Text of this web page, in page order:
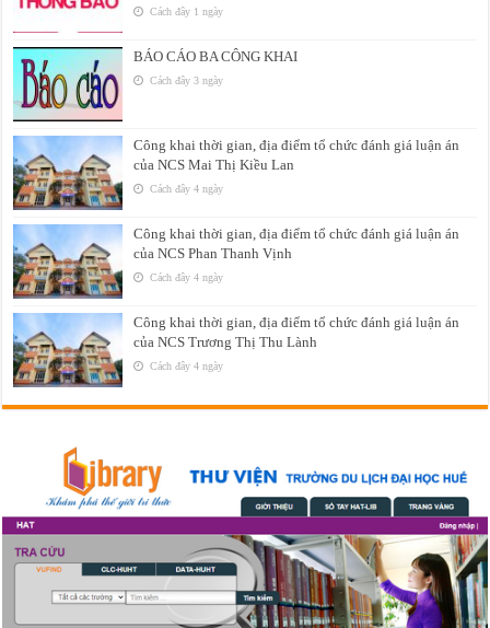
Cách đây 1 ngày
BÁO CÁO BA CÔNG KHAI
Cách đây 3 ngày
Công khai thời gian, địa điểm tổ chức đánh giá luận án
của NCS Mai Thị Kiều Lan
Cách đây 4 ngày
Công khai thời gian, địa điểm tổ chức đánh giá luận án
của NCS Phan Thanh Vịnh
Cách đây 4 ngày
Công khai thời gian, địa điểm tổ chức đánh giá luận án
của NCS Trương Thị Thu Lành
Cách đây 4 ngày